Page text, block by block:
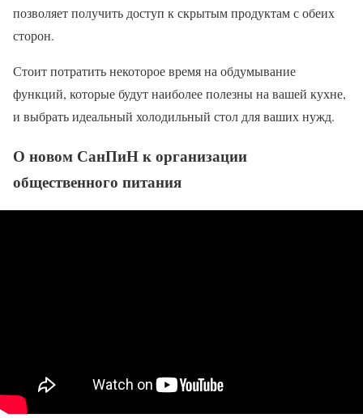
позволяет получить доступ к скрытым продуктам с обеих
сторон.
Стоит потратить некоторое время на обдумывание
функций, которые будут наиболее полезны на вашей кухне,
и выбрать идеальный холодильный стол для ваших нужд.
О новом СанПиН к организации
общественного питания